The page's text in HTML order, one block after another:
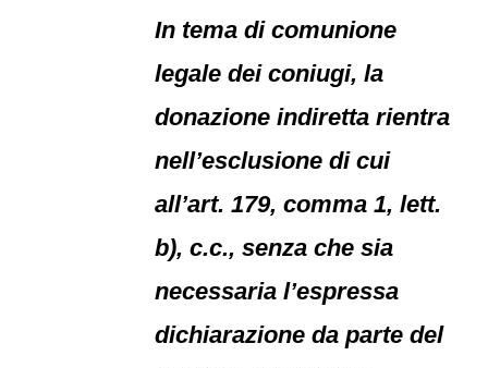
In tema di comunione
legale dei coniugi, la
donazione indiretta rientra
nell’esclusione di cui
all’art. 179, comma 1, lett.
b), c.c., senza che sia
necessaria l’espressa
dichiarazione da parte del